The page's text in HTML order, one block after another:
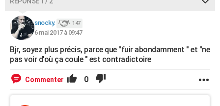
snocky. 147
6 mai 2017 à 09:47
Bjr, soyez plus précis, parce que "fuir abondamment " et "ne
pas voir d'où ça coule " est contradictoire
Commenter 0